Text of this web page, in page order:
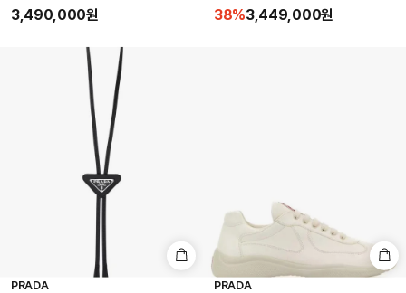
3,490,000원 38%3,449,000원
PRADA
PRADA